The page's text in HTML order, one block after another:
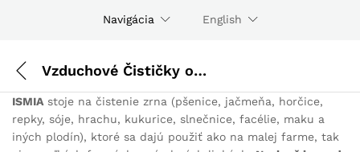
Navigácia English
Vzduchové Čističky obilia - zrnín
ISMIA stoje na čistenie zrna (pšenice, jačmeňa, horčice,
repky, sóje, hrachu, kukurice, slnečnice, facélie, maku a
iných plodín), ktoré sa dajú použiť ako na malej farme, tak